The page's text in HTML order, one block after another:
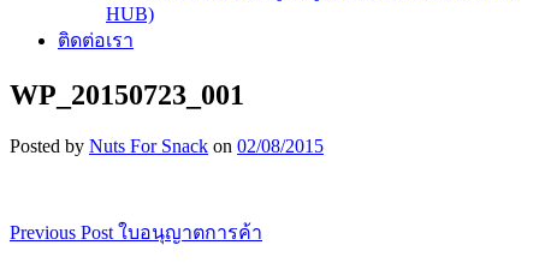
HUB)
ติดต่อเรา
WP_20150723_001
Posted by Nuts For Snack on 02/08/2015
เมนู
Previous Post ใบอนุญาตการค้า